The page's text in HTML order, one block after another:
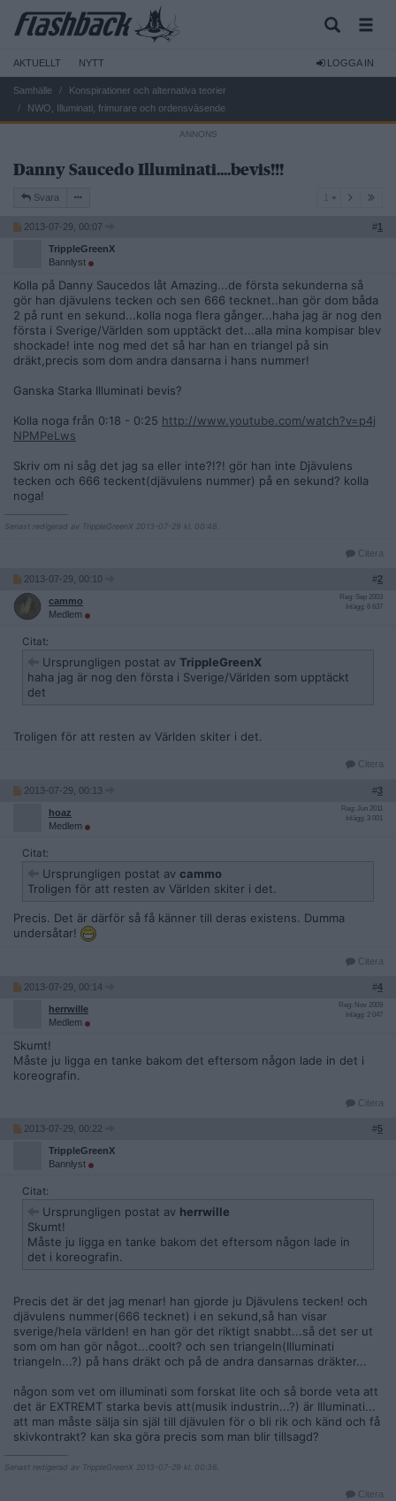
AKTUELLT NYTT LOGGA IN
Samhälle
Konspirationer och alternativa teorier
NWO, Illuminati, frimurare och ordensväsende
Danny Saucedo Illuminati....bevis!!!
Svara
2013-07-29, 00:07 #1
TrippleGreenX
Bannlyst
Kolla på Danny Saucedos låt Amazing...de första sekunderna så
gör han djävulens tecken och sen 666 tecknet..han gör dom båda
2 på runt en sekund...kolla noga flera gånger...haha jag är nog den
första i Sverige/Världen som upptäckt det...alla mina kompisar blev
shockade! inte nog med det så har han en triangel på sin
dräkt,precis som dom andra dansarna i hans nummer!
Ganska Starka Illuminati bevis?
Kolla noga från 0:18 - 0:25 http://www.youtube.com/watch?v=p4j
NPMPeLws
Skriv om ni såg det jag sa eller inte?!?! gör han inte Djävulens
tecken och 666 teckent(djävulens nummer) på en sekund? kolla
noga!
Senast redigerad av TrippleGreenX 2013-07-29 kl. 00:48.
Citera
2013-07-29, 00:10 #2
cammo
Medlem
Reg: Sep 2003
Inlägg: 6 637
Citat:
Ursprungligen postat av TrippleGreenX
haha jag är nog den första i Sverige/Världen som upptäckt
det
Troligen för att resten av Världen skiter i det.
Citera
2013-07-29, 00:13 #3
hoaz
Medlem
Reg: Jun 2011
Inlägg: 3 001
Citat:
Ursprungligen postat av cammo
Troligen för att resten av Världen skiter i det.
Precis. Det är därför så få känner till deras existens. Dumma
undersåtar!
Citera
2013-07-29, 00:14 #4
herrwille
Medlem
Reg: Nov 2009
Inlägg: 2 047
Skumt!
Måste ju ligga en tanke bakom det eftersom någon lade in det i
koreografin.
Citera
2013-07-29, 00:22 #5
TrippleGreenX
Bannlyst
Citat:
Ursprungligen postat av herrwille
Skumt!
Måste ju ligga en tanke bakom det eftersom någon lade in
det i koreografin.
Precis det är det jag menar! han gjorde ju Djävulens tecken! och
djävulens nummer(666 tecknet) i en sekund,så han visar
sverige/hela världen! en han gör det riktigt snabbt...så det ser ut
som om han gör något...coolt? och sen triangeln(Illuminati
triangeln...?) på hans dräkt och på de andra dansarnas dräkter...
någon som vet om illuminati som forskat lite och så borde veta att
det är EXTREMT starka bevis att(musik industrin...?) är Illuminati...
att man måste sälja sin själ till djävulen för o bli rik och känd och få
skivkontrakt? kan ska göra precis som man blir tillsagd?
Senast redigerad av TrippleGreenX 2013-07-29 kl. 00:36.
Citera